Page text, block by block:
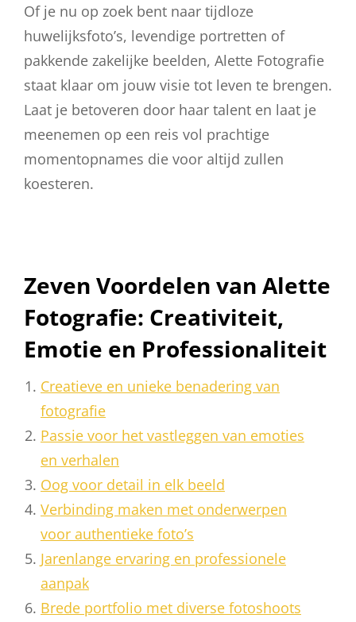
Of je nu op zoek bent naar tijdloze
huwelijksfoto’s, levendige portretten of
pakkende zakelijke beelden, Alette Fotografie
staat klaar om jouw visie tot leven te brengen.
Laat je betoveren door haar talent en laat je
meenemen op een reis vol prachtige
momentopnames die voor altijd zullen
koesteren.
Zeven Voordelen van Alette
Fotografie: Creativiteit,
Emotie en Professionaliteit
Creatieve en unieke benadering van
fotografie
Passie voor het vastleggen van emoties
en verhalen
Oog voor detail in elk beeld
Verbinding maken met onderwerpen
voor authentieke foto’s
Jarenlange ervaring en professionele
aanpak
Brede portfolio met diverse fotoshoots